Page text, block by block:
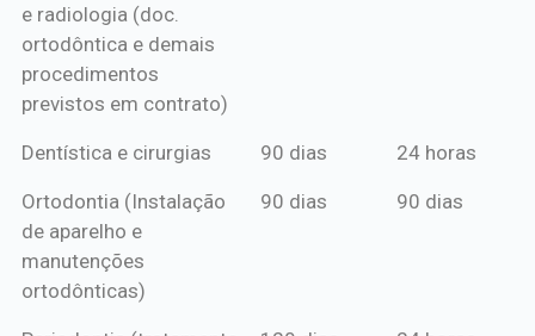
e radiologia (doc.
ortodôntica e demais
procedimentos
previstos em contrato)
Dentística e cirurgias 90 dias 24 horas
Ortodontia (Instalação
de aparelho e
manutenções
ortodônticas)
90 dias 90 dias